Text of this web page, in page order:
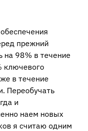
прежний
на 98% в течение
ключевого
в течение
Переобучать
и
наем новых
я считаю одним